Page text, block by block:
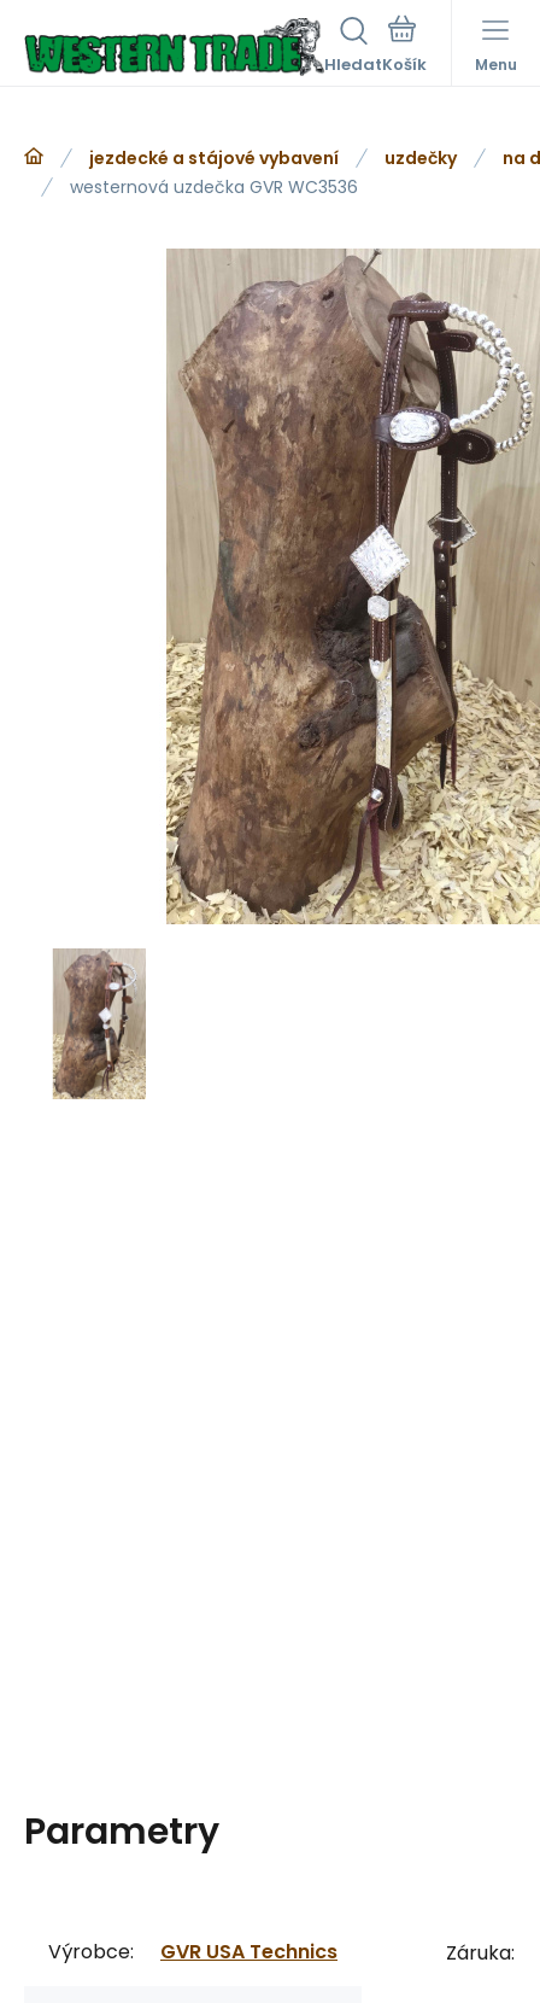
Hledat Menu
jezdecké a stájové vybavení uzdečky
na
westernová uzdečka GVR WC3536
Parametry
Výrobce: GVR USA Technics Záruka: